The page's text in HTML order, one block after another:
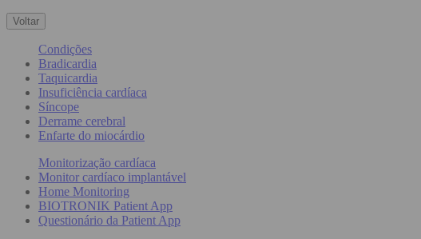
Voltar
Condições
Bradicardia
Taquicardia
Insuficiência cardíaca
Síncope
Derrame cerebral
Enfarte do miocárdio
Monitorização cardíaca
Monitor cardíaco implantável
Home Monitoring
BIOTRONIK Patient App
Questionário da Patient App